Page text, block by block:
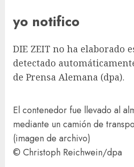
yo notifico
DIE ZEIT no ha elaborado
detectado
de Prensa Alemana (dpa).
El contenedor fue llevado al
mediante un camión de
(imagen de archivo)
© Christoph Reichwein/​dpa